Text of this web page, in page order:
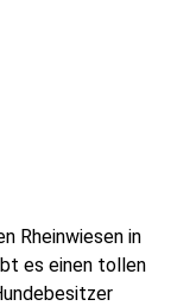
Rheinwiesen in
es einen tollen